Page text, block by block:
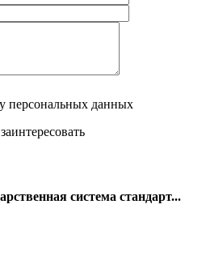
персональных данных
система стандарт...